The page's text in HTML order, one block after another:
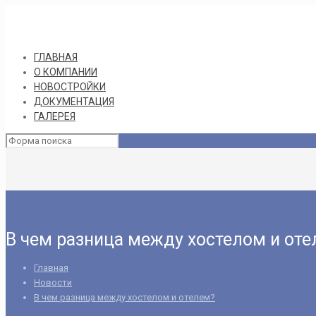
ГЛАВНАЯ
О КОМПАНИИ
НОВОСТРОЙКИ
ДОКУМЕНТАЦИЯ
ГАЛЕРЕЯ
В чем разница между хостелом и
Главная
Новости
В чем разница между хостелом и отелем?